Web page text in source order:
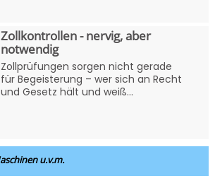
Zollkontrollen - nervig, aber
notwendig
Zollprüfungen sorgen nicht gerade
für Begeisterung – wer sich an Recht
und Gesetz hält und weiß...
u.v.m.